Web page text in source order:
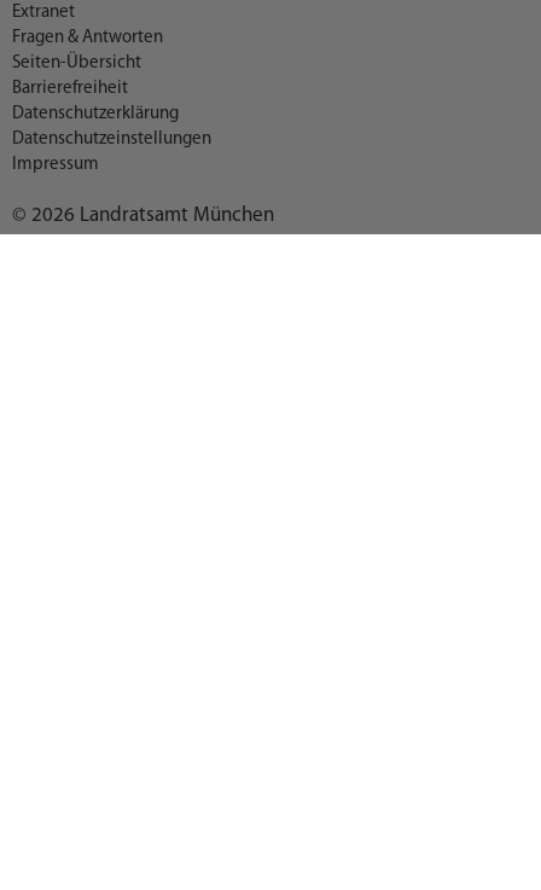
© 2026 Landratsamt München
Extranet
Fragen & Antworten
Seiten-Übersicht
Barrierefreiheit
Datenschutzerklärung
Datenschutzeinstellungen
Impressum